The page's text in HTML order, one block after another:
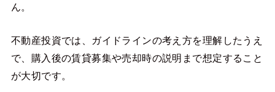
ん。
不動産投資では、ガイドラインの考え方を理解したうえ
で、購入後の賃貸募集や売却時の説明まで想定すること
が大切です。